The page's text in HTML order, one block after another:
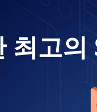
고의